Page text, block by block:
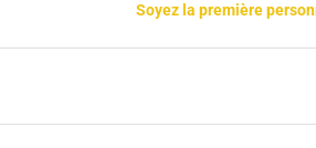
Soyez la première